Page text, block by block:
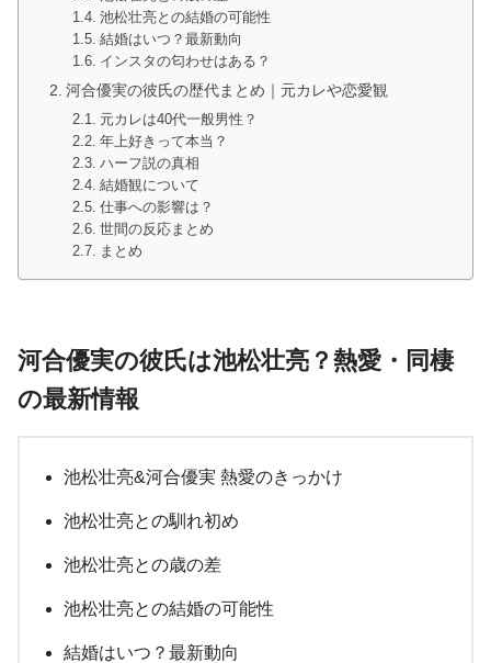
池松壮亮との結婚の可能性
結婚はいつ？最新動向
インスタの匂わせはある？
河合優実の彼氏の歴代まとめ｜元カレや恋愛観
元カレは40代一般男性？
年上好きって本当？
ハーフ説の真相
結婚観について
仕事への影響は？
世間の反応まとめ
まとめ
河合優実の彼氏は池松壮亮？熱愛・同棲
の最新情報
池松壮亮&河合優実 熱愛のきっかけ
池松壮亮との馴れ初め
池松壮亮との歳の差
池松壮亮との結婚の可能性
結婚はいつ？最新動向